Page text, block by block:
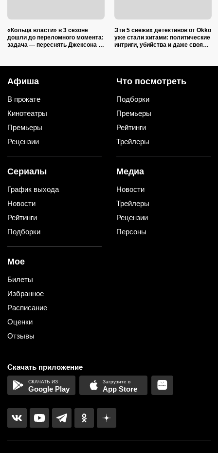
«Кольца власти» в 3 сезоне
дошли до переломного момента:
задача — переснять Джексона и
Эти 5 свежих детективов от Okko
уже стали хитами: политические
интриги, убийства и даже своя
Афиша
В прокате
Кинотеатры
Премьеры
Рецензии
Что посмотреть
Подборки
Премьеры
Рейтинги
Трейлеры
Сериалы
График выхода
Новости
Рейтинги
Подборки
Медиа
Новости
Трейлеры
Рецензии
Персоны
Мое
Билеты
Избранное
Расписание
Оценки
Отзывы
Скачать приложение
Google Play App Store